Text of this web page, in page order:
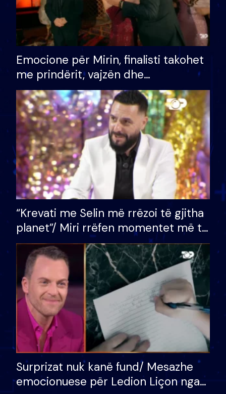
Emocione për Mirin, finalisti takohet
me prindërit, vajzën dhe
bashkëshorten: S’kemi ndonjë letër
divorci apo jo?
“Krevati me Selin më rrëzoi të gjitha
planet”/ Miri rrëfen momentet më të
bukura në shtëpinë e BB VIP: Do më
mungojë zilja e mëngjesit kur…
Surprizat nuk kanë fund/ Mesazhe
emocionuese për Ledion Liçon nga